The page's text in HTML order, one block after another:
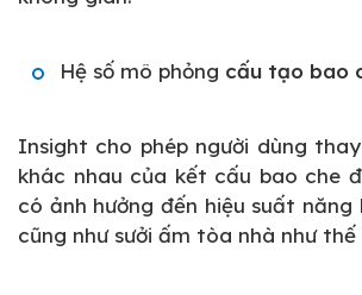
Hệ số mô phỏng cấu tạo bao
Insight cho phép người dùng
khác nhau của kết cấu bao che
có ảnh hưởng đến hiệu suất năng
cũng như sưởi ấm tòa nhà như thế